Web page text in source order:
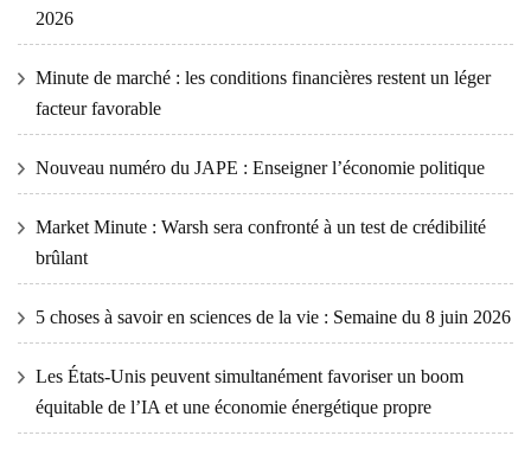
2026
Minute de marché : les conditions financières restent un léger
facteur favorable
Nouveau numéro du JAPE : Enseigner l’économie politique
Market Minute : Warsh sera confronté à un test de crédibilité
brûlant
5 choses à savoir en sciences de la vie : Semaine du 8 juin 2026
Les États-Unis peuvent simultanément favoriser un boom
équitable de l’IA et une économie énergétique propre